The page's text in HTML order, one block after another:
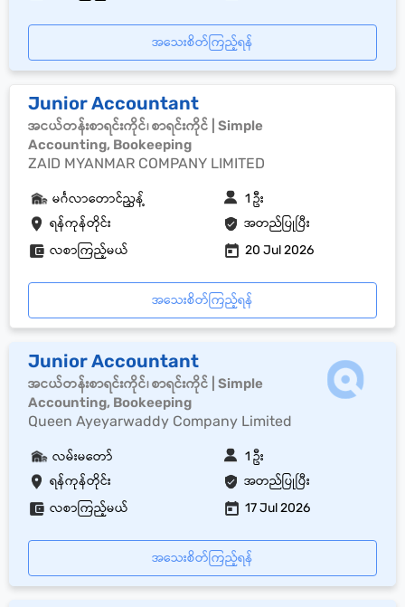
အသေးစိတ်ကြည့်ရန်
Junior Accountant
အငယ်တန်းစာရင်းကိုင်၊ စာရင်းကိုင် | Simple
Accounting, Bookeeping
ZAID MYANMAR COMPANY LIMITED
ရန်ကုန်တိုင်း အတည်ပြုပြီး
မင်္ဂလာတောင်ညွှန့် 1 ဦး
လစာကြည့်မယ် 20 Jul 2026
အသေးစိတ်ကြည့်ရန်
Junior Accountant
အငယ်တန်းစာရင်းကိုင်၊ စာရင်းကိုင် | Simple
Accounting, Bookeeping
Queen Ayeyarwaddy Company Limited
ရန်ကုန်တိုင်း အတည်ပြုပြီး
လမ်းမတော် 1 ဦး
လစာကြည့်မယ် 17 Jul 2026
အသေးစိတ်ကြည့်ရန်